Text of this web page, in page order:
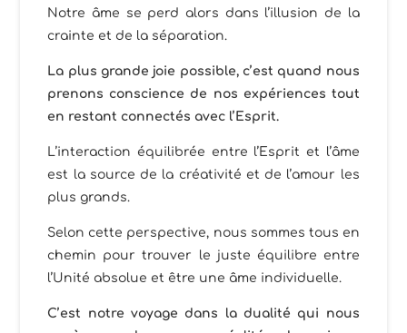
Notre âme se perd alors dans l’illusion de la
crainte et de la séparation.
La plus grande joie possible, c’est quand nous
prenons conscience de nos expériences tout
en restant connectés avec l’Esprit.
L’interaction équilibrée entre l’Esprit et l’âme
est la source de la créativité et de l’amour les
plus grands.
Selon cette perspective, nous sommes tous en
chemin pour trouver le juste équilibre entre
l’Unité absolue et être une âme individuelle.
C’est notre voyage dans la dualité qui nous